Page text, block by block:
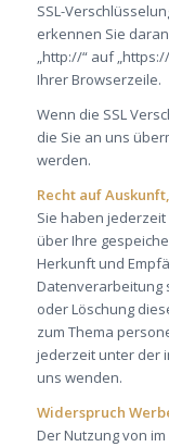
SSL-
erkennen Sie
„http://“ auf
Ihrer Browserzeile.
Wenn die SSL
die Sie an uns
werden.
Recht auf
Sie haben
über Ihre
Herkunft und
Datenverarbeitung
oder Löschung
zum Thema
jederzeit unter der
uns wenden.
Widerspruch
Der Nutzung von